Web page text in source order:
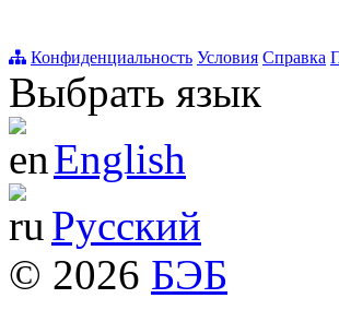
Конфиденциальность Условия Справка
Выбрать язык
English
Русский
© 2026 БЭБ